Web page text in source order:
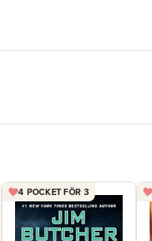
4 POCKET FÖR 3